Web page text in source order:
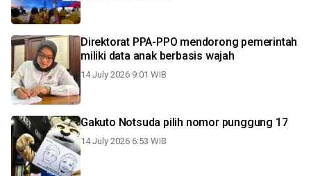
Direktorat PPA-PPO mendorong pemerintah
miliki data anak berbasis wajah
14 July 2026 9:01 WIB
Gakuto Notsuda pilih nomor punggung 17
14 July 2026 6:53 WIB